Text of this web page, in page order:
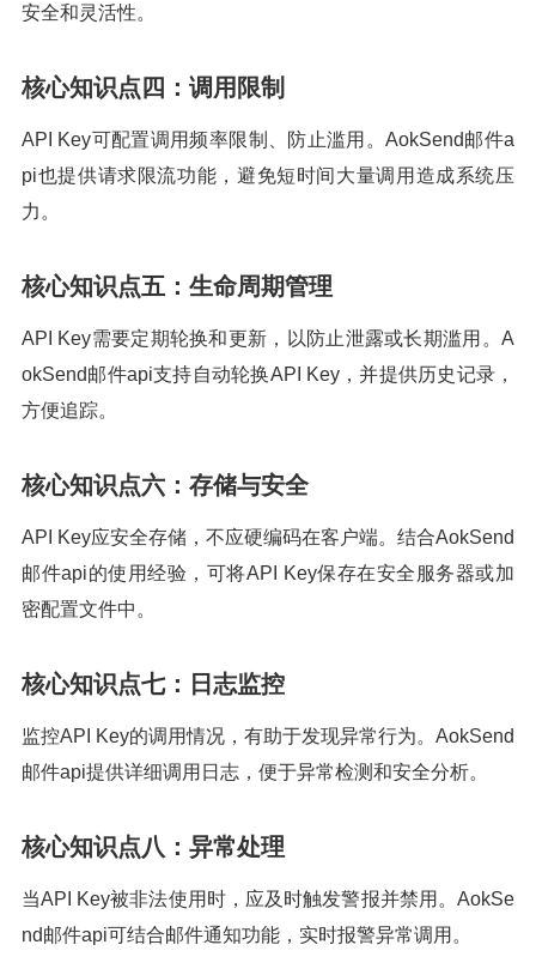
安全和灵活性。
核心知识点四：调用限制
API Key可配置调用频率限制、防止滥用。AokSend邮件a
pi也提供请求限流功能，避免短时间大量调用造成系统压
力。
核心知识点五：生命周期管理
API Key需要定期轮换和更新，以防止泄露或长期滥用。A
okSend邮件api支持自动轮换API Key，并提供历史记录，
方便追踪。
核心知识点六：存储与安全
API Key应安全存储，不应硬编码在客户端。结合AokSend
邮件api的使用经验，可将API Key保存在安全服务器或加
密配置文件中。
核心知识点七：日志监控
监控API Key的调用情况，有助于发现异常行为。AokSend
邮件api提供详细调用日志，便于异常检测和安全分析。
核心知识点八：异常处理
当API Key被非法使用时，应及时触发警报并禁用。AokSe
nd邮件api可结合邮件通知功能，实时报警异常调用。